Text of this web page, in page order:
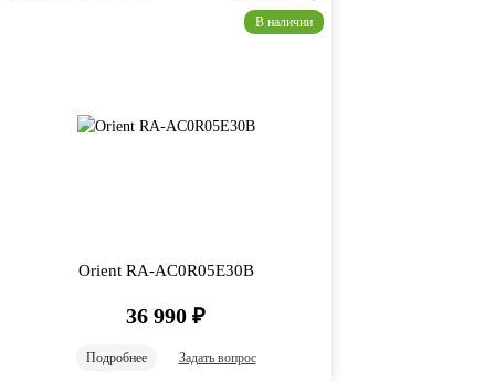
В наличии
Orient RA-AC0R05E30B
36 990 ₽
Подробнее Задать вопрос